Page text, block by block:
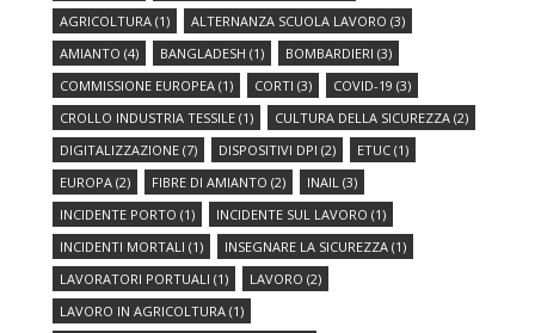
AGRICOLTURA (1) ALTERNANZA SCUOLA LAVORO (3)
AMIANTO (4) BANGLADESH (1) BOMBARDIERI (3)
COMMISSIONE EUROPEA (1) CORTI (3) COVID-19 (3)
CROLLO INDUSTRIA TESSILE (1) CULTURA DELLA SICUREZZA (2)
DIGITALIZZAZIONE (7) DISPOSITIVI DPI (2) ETUC (1)
EUROPA (2) FIBRE DI AMIANTO (2) INAIL (3)
INCIDENTE PORTO (1) INCIDENTE SUL LAVORO (1)
INCIDENTI MORTALI (1) INSEGNARE LA SICUREZZA (1)
LAVORATORI PORTUALI (1) LAVORO (2)
LAVORO IN AGRICOLTURA (1)